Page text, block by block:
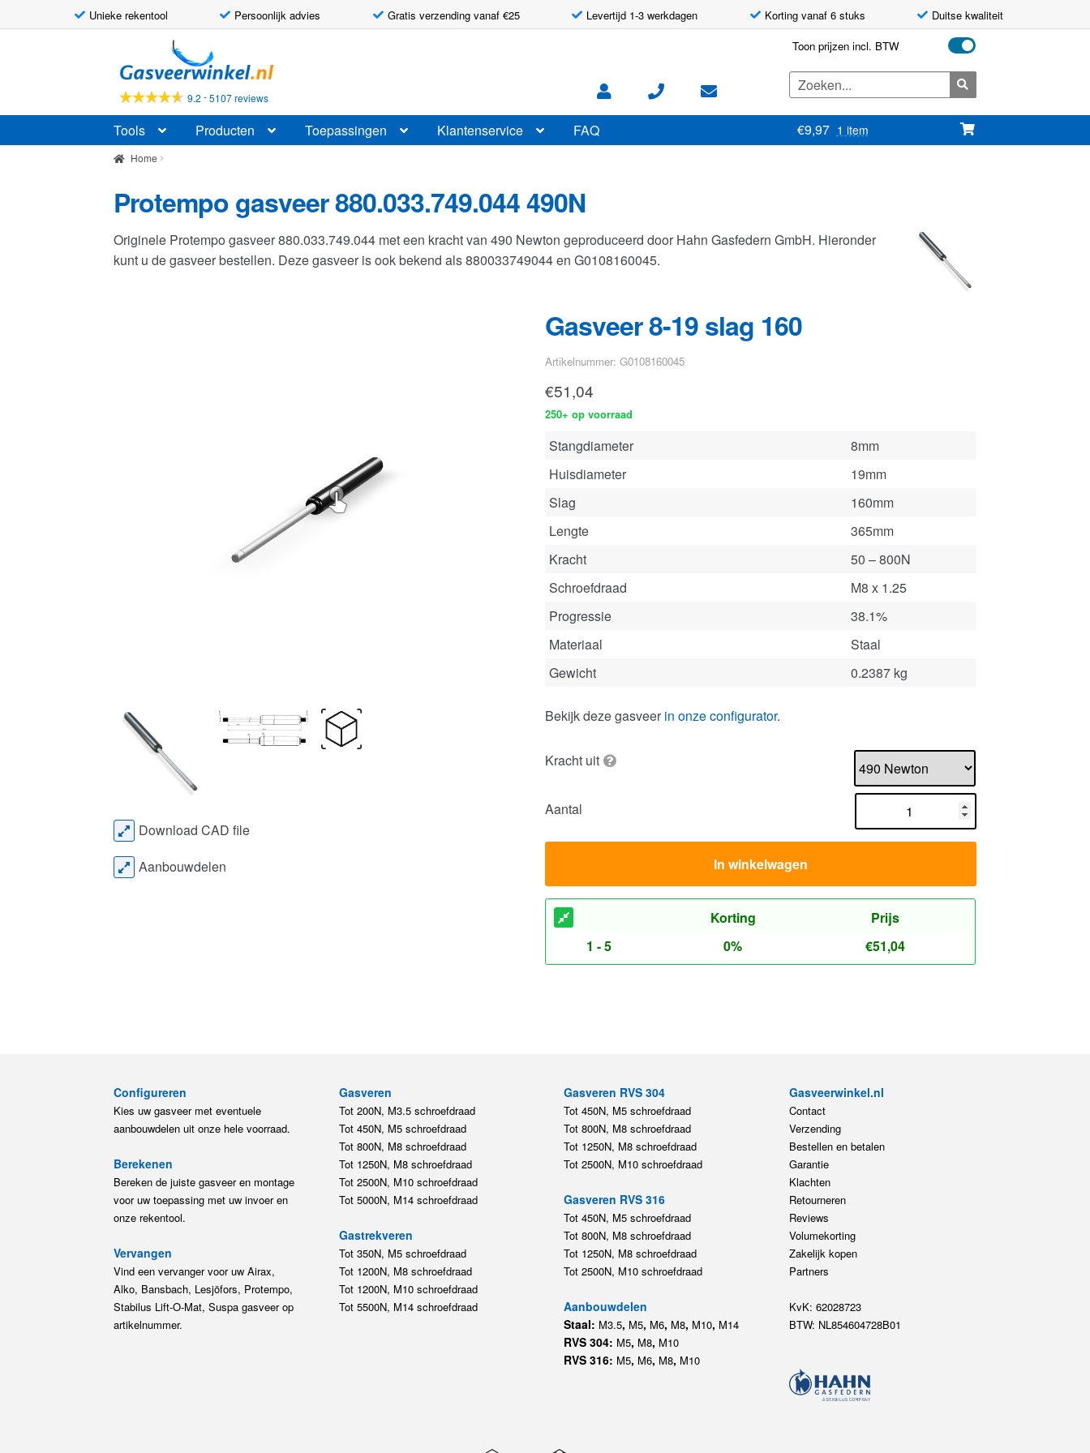
Unieke rekentool Persoonlijk advies Gratis verzending vanaf €25 Levertijd 1-3 werkdagen Korting vanaf 6 stuks Duitse kwaliteit
door
naar
navigatie
naar
de
inhoud
9.2 -5107 reviews
Toon prijzen incl. BTW
Zoeken
naar:
Tools Producten Toepassingen Klantenservice FAQ €9,97 1 item
Home
Protempo gasveer 880.033.749.044 490N
Originele Protempo gasveer 880.033.749.044 met een kracht van 490 Newton geproduceerd door Hahn Gasfedern GmbH. Hieronder
kunt u de gasveer bestellen. Deze gasveer is ook bekend als 880033749044 en G0108160045.
Gasveer 8-19 slag 160
Artikelnummer: G0108160045
€51,04
250+ op voorraad
Stangdiameter
8mm
Huisdiameter
19mm
Slag
160mm
Lengte
365mm
Kracht
50 – 800N
Schroefdraad
M8 x 1.25
Progressie
38.1%
Materiaal
Staal
Gewicht
0.2387 kg
Bekijk deze gasveer in onze configurator.
Kracht uit
Aantal
In winkelwagen
Korting
Prijs
1 - 5
0% €51,04
Download CAD file
Aanbouwdelen
Configureren
Kies uw gasveer met eventuele
aanbouwdelen uit onze hele voorraad.
Berekenen
Bereken de juiste gasveer en montage
voor uw toepassing met uw invoer en
onze rekentool.
Vervangen
Vind een vervanger voor uw Airax,
Alko, Bansbach, Lesjöfors, Protempo,
Stabilus Lift-O-Mat, Suspa gasveer op
artikelnummer.
Gasveren
Tot 200N, M3.5 schroefdraad
Tot 450N, M5 schroefdraad
Tot 800N, M8 schroefdraad
Tot 1250N, M8 schroefdraad
Tot 2500N, M10 schroefdraad
Tot 5000N, M14 schroefdraad
Gastrekveren
Tot 350N, M5 schroefdraad
Tot 1200N, M8 schroefdraad
Tot 1200N, M10 schroefdraad
Tot 5500N, M14 schroefdraad
Gasveren RVS 304
Tot 450N, M5 schroefdraad
Tot 800N, M8 schroefdraad
Tot 1250N, M8 schroefdraad
Tot 2500N, M10 schroefdraad
Gasveren RVS 316
Tot 450N, M5 schroefdraad
Tot 800N, M8 schroefdraad
Tot 1250N, M8 schroefdraad
Tot 2500N, M10 schroefdraad
Aanbouwdelen
Staal: M3.5, M5, M6, M8, M10, M14
RVS 304: M5, M8, M10
RVS 316: M5, M6, M8, M10
Gasveerwinkel.nl
Contact
Verzending
Bestellen en betalen
Garantie
Klachten
Retourneren
Reviews
Volumekorting
Zakelijk kopen
Partners
KvK: 62028723
BTW: NL854604728B01